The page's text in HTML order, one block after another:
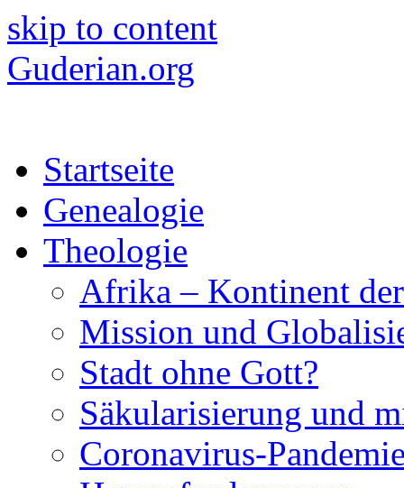
skip to content
Guderian.org
Startseite
Genealogie
Theologie
Afrika – Kontinent
Mission und
Stadt ohne Gott?
Säkularisierung und
Coronavirus-